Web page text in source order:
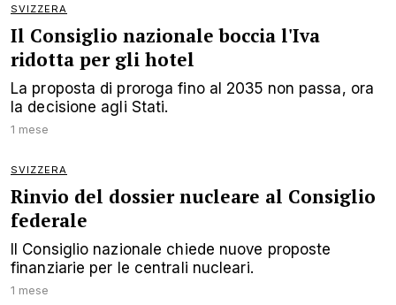
SVIZZERA
Il Consiglio nazionale boccia l'Iva
ridotta per gli hotel
La proposta di proroga fino al 2035 non passa, ora
la decisione agli Stati.
1 mese
SVIZZERA
Rinvio del dossier nucleare al Consiglio
federale
Il Consiglio nazionale chiede nuove proposte
finanziarie per le centrali nucleari.
1 mese